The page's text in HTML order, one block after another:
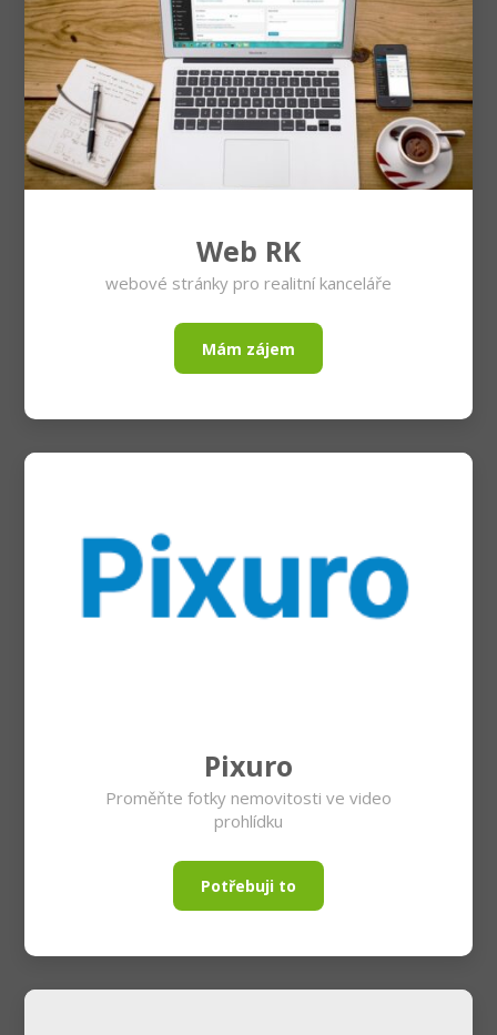
Web RK
webové stránky pro realitní kanceláře
Mám zájem
Pixuro
Proměňte fotky nemovitosti ve video
prohlídku
Potřebuji to